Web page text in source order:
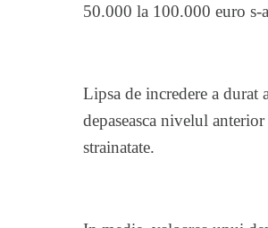
50.000 la 100.000 euro s-
Lipsa de incredere a
depaseasca nivelul
strainatate.